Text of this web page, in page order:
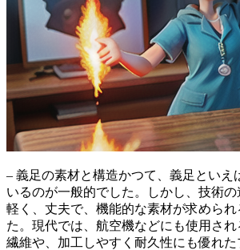
– 義足の素材と構造かつて、義足といえ
いるのが一般的でした。しかし、技術の
軽く、丈夫で、機能的な素材が求めら
た。現代では、 航空機などにも使用さ
繊維や、加工しやすく耐久性にも優れ